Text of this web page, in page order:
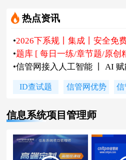
热点资讯
•2026下系规丨集成丨安全免
•题库 [ 每日一练/章节题/原创
•信管网接入人工智能 丨 AI
信管网软考讲师合作招聘(全
•2026上半年软考证书领取时间
ID查试题 信管网优势
信息系统项目管理师